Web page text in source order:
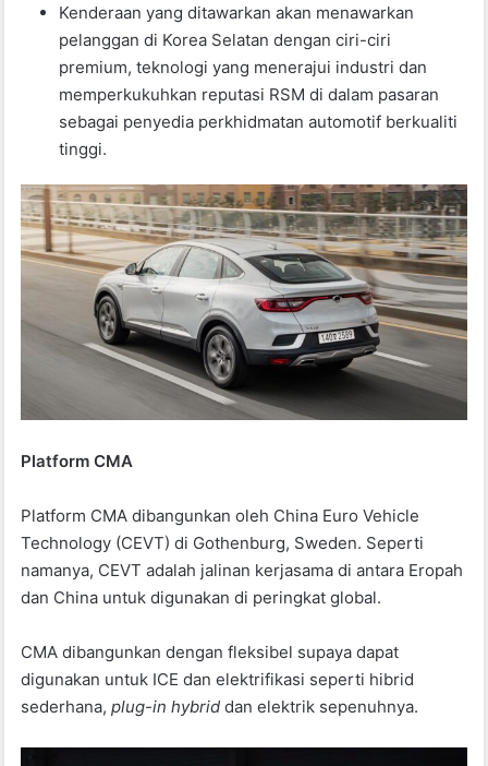
Kenderaan yang ditawarkan akan menawarkan
pelanggan di Korea Selatan dengan ciri-ciri
premium, teknologi yang menerajui industri dan
memperkukuhkan reputasi RSM di dalam pasaran
sebagai penyedia perkhidmatan automotif berkualiti
tinggi.
Platform CMA
Platform CMA dibangunkan oleh China Euro Vehicle
Technology (CEVT) di Gothenburg, Sweden. Seperti
namanya, CEVT adalah jalinan kerjasama di antara Eropah
dan China untuk digunakan di peringkat global.
CMA dibangunkan dengan fleksibel supaya dapat
digunakan untuk ICE dan elektrifikasi seperti hibrid
sederhana,plug-in hybrid dan elektrik sepenuhnya.